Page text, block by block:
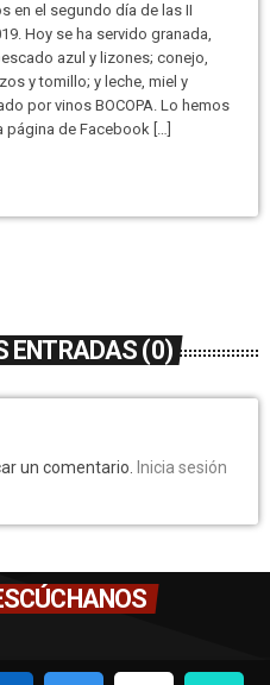
en el segundo día de las II
Hoy se ha servido granada,
azul y lizones; conejo,
y tomillo; y leche, miel y
por vinos BOCOPA. Lo hemos
página de Facebook […]
ENTRADAS (0)
un comentario.
Inicia sesión